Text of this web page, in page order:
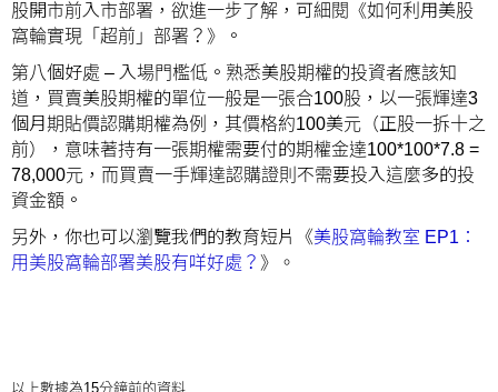
股開市前入市部署，欲進一步了解，可細閱《如何利用美股
窩輪實現「超前」部署？ 》。
第八個好處 – 入場門檻低。熟悉美股期權的投資者應該知
道，買賣美股期權的單位一般是一張合100股，以一張輝達3
個月期貼價認購期權為例，其價格約100美元（正股一拆十之
前），意味著持有一張期權需要付的期權金達100*100*7.8 =
78,000元，而買賣一手輝達認購證則不需要投入這麼多的投
資金額。
另外，你也可以瀏覽我們的教育短片《美股窩輪教室 EP1：
用美股窩輪部署美股有咩好處？ 》。
以上數據為15分鐘前的資料